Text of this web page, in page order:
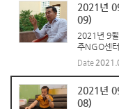
2021년
09)
2021년 9
주NGO센
점(대표 서
어 공사로
리어 공사
Date
2021년
08)